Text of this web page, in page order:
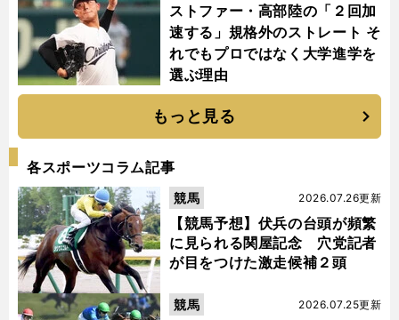
ストファー・高部陸の「２回加
速する」規格外のストレート そ
れでもプロではなく大学進学を
選ぶ理由
もっと見る
各スポーツコラム記事
【競馬予想】伏兵の台頭が頻繁
に見られる関屋記念 穴党記者
が目をつけた激走候補２頭
2026.07.26更新
競馬
2026.07.25更新
競馬